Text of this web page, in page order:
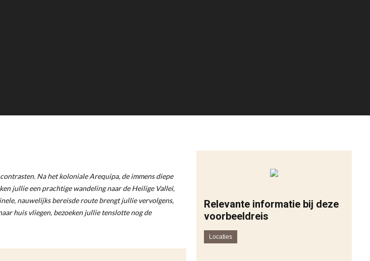
Na het koloniale Arequipa, de immens diepe
jullie een prachtige wandeling naar de Heilige Vallei,
nauwelijks bereisde route brengt jullie vervolgens,
huis vliegen, bezoeken jullie tenslotte nog de
Relevante informatie bij deze
voorbeeldreis
Locaties